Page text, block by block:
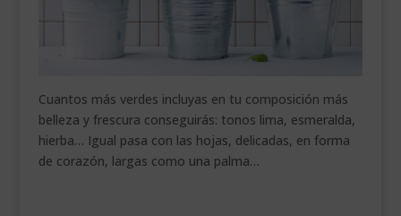
Cuantos más verdes incluyas en tu composición más
belleza y frescura conseguirás: tonos lima, esmeralda,
hierba… Igual pasa con las hojas, delicadas, en forma
de corazón, largas como una palma…